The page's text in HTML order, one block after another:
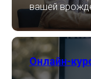
вашей
Онлайн-